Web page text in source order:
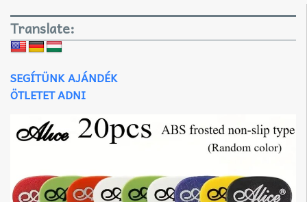
Translate:
SEGÍTÜNK AJÁNDÉK
ÖTLETET ADNI